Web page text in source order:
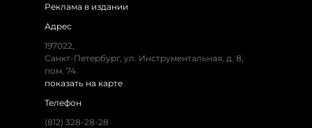
Реклама в издании
Адрес
197022,
Санкт-Петербург, ул. Инструментальная, д. 8,
пом. 74.
показать на карте
Телефон
(812) 328-28-28